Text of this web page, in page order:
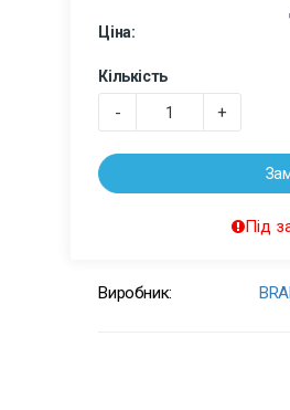
Ціна:
Кількість
- +
Під
Виробник: